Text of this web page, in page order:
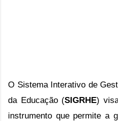
O Sistema Interativo de
da Educação (SIGRHE)
instrumento que permite a